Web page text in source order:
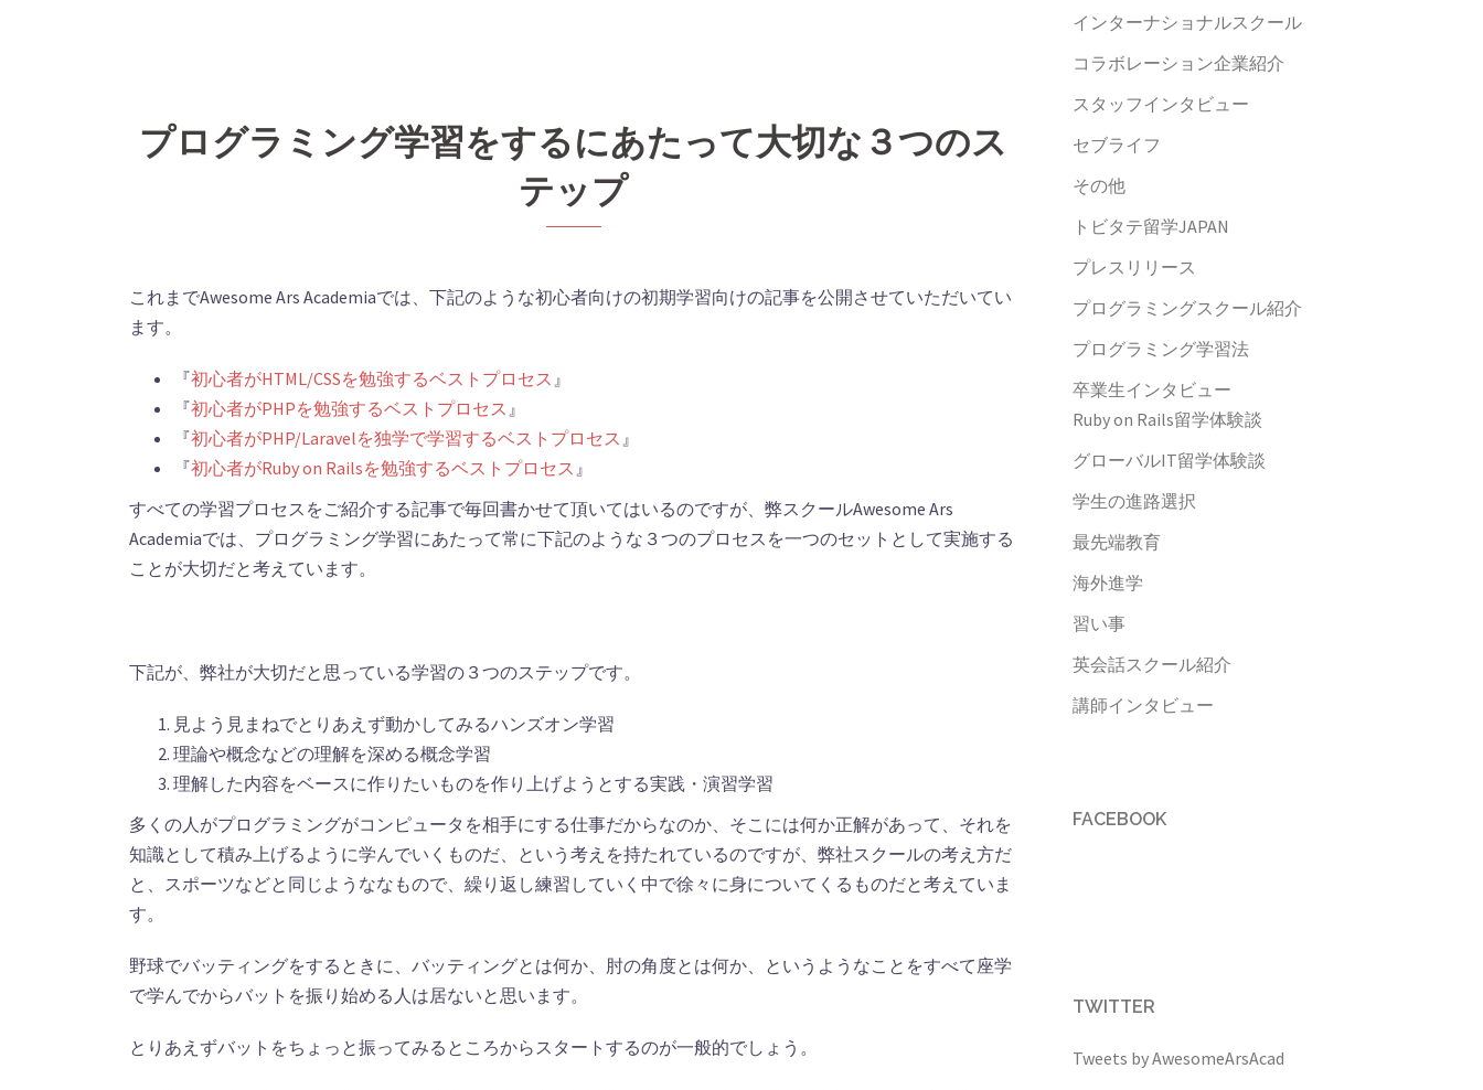
プログラミング学習をするにあたって大切な３つのス
テップ
これまでAwesome Ars Academiaでは、下記のような初心者向けの初期学習向けの記事を公開させていただいてい
ます。
『初心者がHTML/CSSを勉強するベストプロセス 』
『初心者がPHPを勉強するベストプロセス 』
『初心者がPHP/Laravelを独学で学習するベストプロセス 』
『初心者がRuby on Railsを勉強するベストプロセス 』
すべての学習プロセスをご紹介する記事で毎回書かせて頂いてはいるのですが、弊スクールAwesome Ars
Academiaでは、プログラミング学習にあたって常に下記のような３つのプロセスを一つのセットとして実施する
ことが大切だと考えています。
下記が、弊社が大切だと思っている学習の３つのステップです。
見よう見まねでとりあえず動かしてみるハンズオン学習
理論や概念などの理解を深める概念学習
理解した内容をベースに作りたいものを作り上げようとする実践・演習学習
多くの人がプログラミングがコンピュータを相手にする仕事だからなのか、そこには何か正解があって、それを
知識として積み上げるように学んでいくものだ、という考えを持たれているのですが、弊社スクールの考え方だ
と、スポーツなどと同じようななもので、繰り返し練習していく中で徐々に身についてくるものだと考えていま
す。
野球でバッティングをするときに、バッティングとは何か、肘の角度とは何か、というようなことをすべて座学
で学んでからバットを振り始める人は居ないと思います。
とりあえずバットをちょっと振ってみるところからスタートするのが一般的でしょう。
インターナショナルスクール
コラボレーション企業紹介
スタッフインタビュー
セブライフ
その他
トビタテ留学JAPAN
プレスリリース
プログラミングスクール紹介
プログラミング学習法
卒業生インタビュー
Ruby on Rails留学体験談
グローバルIT留学体験談
学生の進路選択
最先端教育
海外進学
習い事
英会話スクール紹介
講師インタビュー
FACEBOOK
TWITTER
Tweets by AwesomeArsAcad